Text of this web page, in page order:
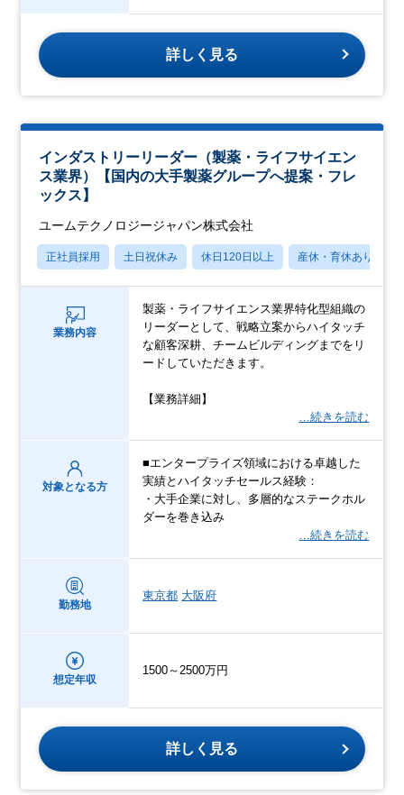
詳しく見る
インダストリーリーダー（製薬・ライフサイエン
ス業界）【国内の大手製薬グループへ提案・フレ
ックス】
ユームテクノロジージャパン株式会社
正社員採用 土日祝休み 休日120日以上 産休・育休あり
業務内容
製薬・ライフサイエンス業界特化型組織の
リーダーとして、戦略立案からハイタッチ
な顧客深耕、チームビルディングまでをリ
ードしていただきます。
【業務詳細】
…続きを読む
対象となる方
■エンタープライズ領域における卓越した
実績とハイタッチセールス経験：
・大手企業に対し、多層的なステークホル
ダーを巻き込み
…続きを読む
勤務地
東京都 大阪府
想定年収
1500～2500万円
詳しく見る